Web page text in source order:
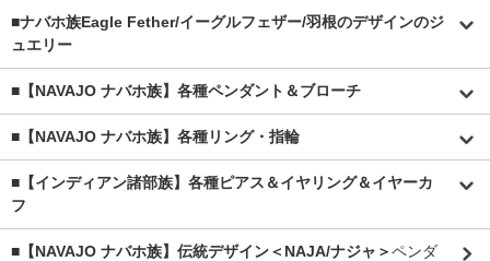
■ナバホ族Eagle Fether/イーグルフェザー/羽根のデザインのジ
ュエリー
■【NAVAJO ナバホ族】各種ペンダント＆ブローチ
■【NAVAJO ナバホ族】各種リング・指輪
■【インディアン諸部族】各種ピアス＆イヤリング＆イヤーカ
フ
■【NAVAJO ナバホ族】伝統デザイン＜NAJA/ナジャ＞ペンダ